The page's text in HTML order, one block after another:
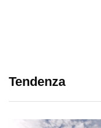
Tendenza